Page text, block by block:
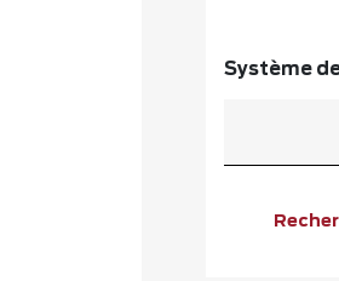
Système